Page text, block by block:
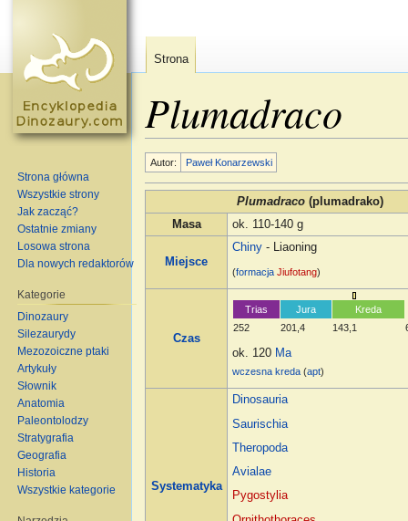
Plumadraco
Autor: Paweł Konarzewski
Plumadraco (plumadrako)
Masa
ok. 110-140 g
Miejsce
Chiny - Liaoning
(formacja Jiufotang)
Czas
Trias
252
Jura
201,4
Kreda
143,1
ok. 120 Ma
wczesna kreda (apt)
Systematyka
Dinosauria
Saurischia
Theropoda
Avialae
Pygostylia
Strona
Strona główna
Wszystkie strony
Jak zacząć?
Ostatnie zmiany
Losowa strona
Dla nowych redaktorów
Kategorie
Dinozaury
Silezaurydy
Mezozoiczne ptaki
Artykuły
Słownik
Anatomia
Paleontolodzy
Stratygrafia
Geografia
Historia
Wszystkie kategorie